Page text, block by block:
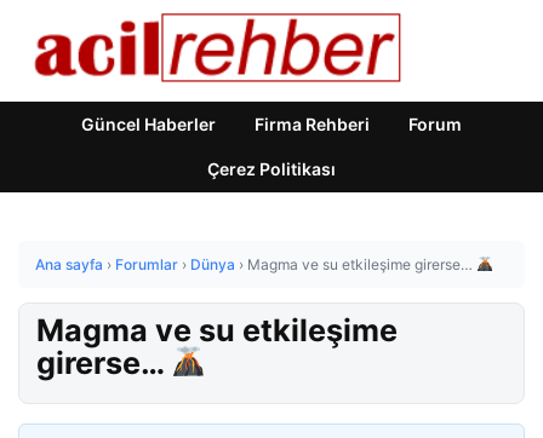
Güncel Haberler Firma Rehberi Forum
Çerez Politikası
Ana sayfa › Forumlar › Dünya › Magma ve su etkileşime girerse…
Magma ve su etkileşime
girerse…